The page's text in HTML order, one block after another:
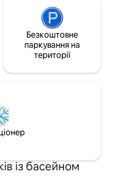
Безкоштовне
паркування на
території
із басейном